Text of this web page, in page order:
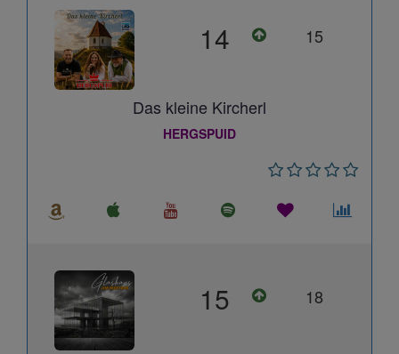
14 15
Das kleine Kircherl
HERGSPUID
15 18